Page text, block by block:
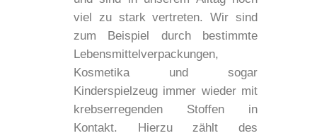
viel zu stark vertreten. Wir sind
zum Beispiel durch bestimmte
Lebensmittelverpackungen,
Kosmetika und sogar
Kinderspielzeug immer wieder mit
krebserregenden Stoffen in
Kontakt. Hierzu zählt des